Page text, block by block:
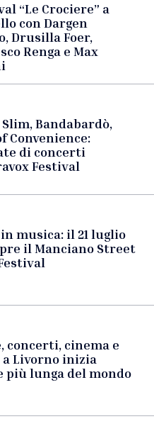
“Le Crociere” a
con Dargen
Drusilla Foer,
Renga e Max
Bandabardò,
Convenience:
di concerti
Festival
musica: il 21 luglio
il Manciano Street
concerti, cinema e
Livorno inizia
più lunga del mondo